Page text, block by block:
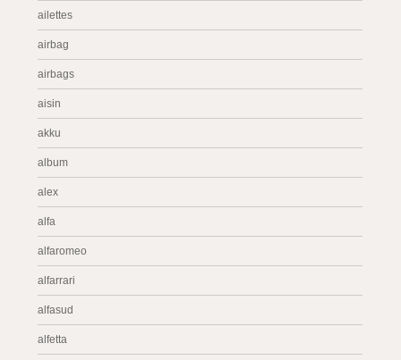
ailettes
airbag
airbags
aisin
akku
album
alex
alfa
alfaromeo
alfarrari
alfasud
alfetta